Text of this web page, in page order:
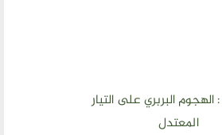
الهجوم البربري على التيار
المعتدل